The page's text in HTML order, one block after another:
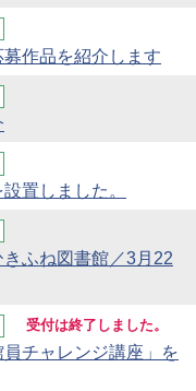
募作品を紹介します
置しました。
きふね図書館／3月22
受付は終了しました。
員チャレンジ講座」を